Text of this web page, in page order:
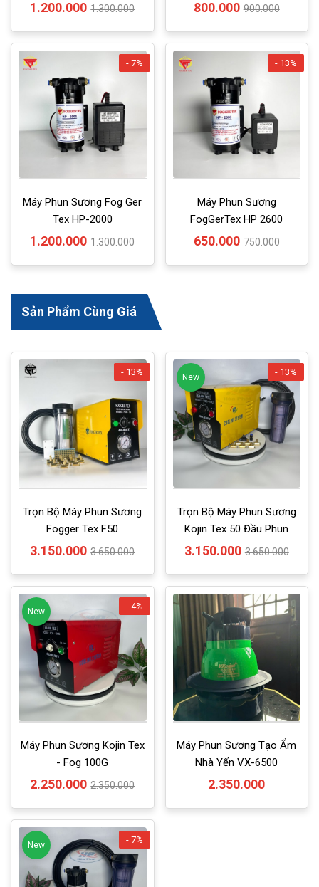
1.200.000 1.300.000 800.000 900.000
- 7%
Máy Phun Sương Fog Ger
Tex HP-2000
1.200.000 1.300.000
- 13%
Máy Phun Sương
FogGerTex HP 2600
650.000 750.000
Sản Phẩm Cùng Giá
- 13%
Trọn Bộ Máy Phun Sương
Fogger Tex F50
3.150.000 3.650.000
New - 13%
Trọn Bộ Máy Phun Sương
Kojin Tex 50 Đầu Phun
3.150.000 3.650.000
New - 4%
Máy Phun Sương Kojin Tex
- Fog 100G
2.250.000 2.350.000
Máy Phun Sương Tạo Ẩm
Nhà Yến VX-6500
2.350.000
New - 7%